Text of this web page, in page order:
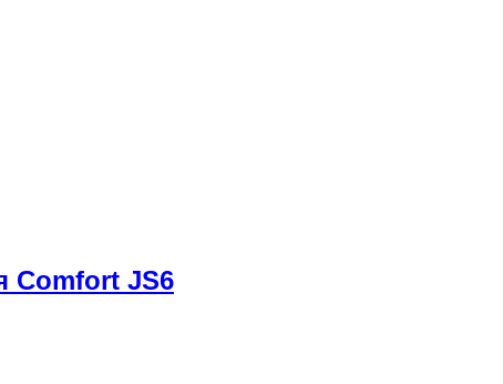
Comfort JS6